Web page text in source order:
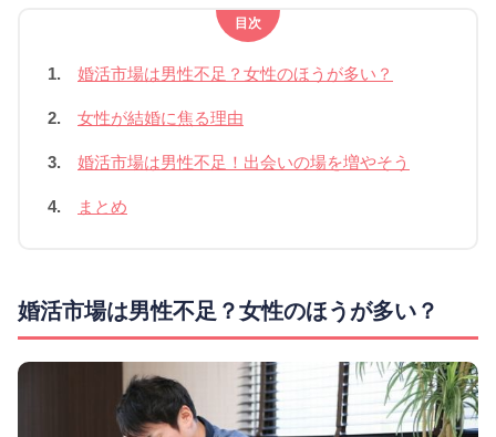
目次
1. 婚活市場は男性不足？女性のほうが多い？
2. 女性が結婚に焦る理由
3. 婚活市場は男性不足！出会いの場を増やそう
4. まとめ
婚活市場は男性不足？女性のほうが多い？